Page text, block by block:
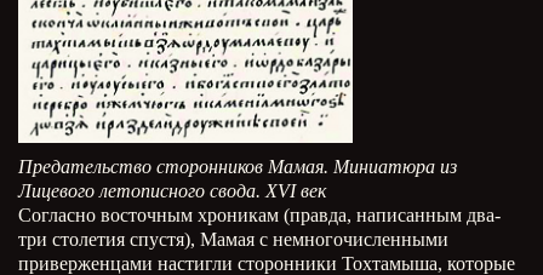
Предательство сторонников Мамая. Миниатюра из
Лицевого летописного свода. XVI век
Согласно восточным хроникам (правда, написанным два-
три столетия спустя), Мамая с немногочисленными
приверженцами настигли сторонники Тохтамыша, которые